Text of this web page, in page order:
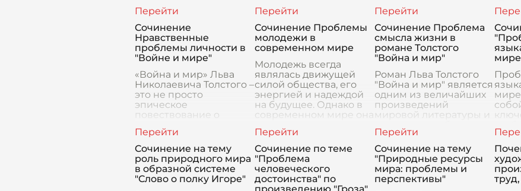
изображены глубокие
и многослойные темы.
Одна из наиболее
значимых и актуальных
для каждого вр
человеческих чувств. В
этом великом
произведении природа
не просто фон для
событий, она обладает
со
драматургического
конфликта,
отражающим глубокие
социальные и личные
дилеммы героев. Че
Сочинение
Нравственные
проблемы личности в
"Войне и мире"
«Война и мир» Льва
Николаевича Толстого –
это не просто
эпическое
повествование о
событиях начала XIX
века, но и глубокое
исследование
человеческой души, её
ст
Сочинение Проблемы
молодежи в
современном мире
Молодежь всегда
являлась движущей
силой общества, его
энергией и надеждой
на будущее. Однако в
современном мире она
серьезных проблем,
которые требуют
тщательн
Сочинение Проблема
смысла жизни в
романе Толстого
"Война и мир"
Роман Льва Толстого
"Война и мир" является
одним из величайших
произведений
мировой литературы и
множество глубоких
философских вопросов,
среди которых особое
место
мире
о
Сочинение на тему
роль природного мира
в образной системе
"Слово о полку Игоре"
Сочинение по теме
"Проблема
человеческого
достоинства" по
Сочинение на тему
"Природные ресурсы
мира: проблемы и
перспективы"